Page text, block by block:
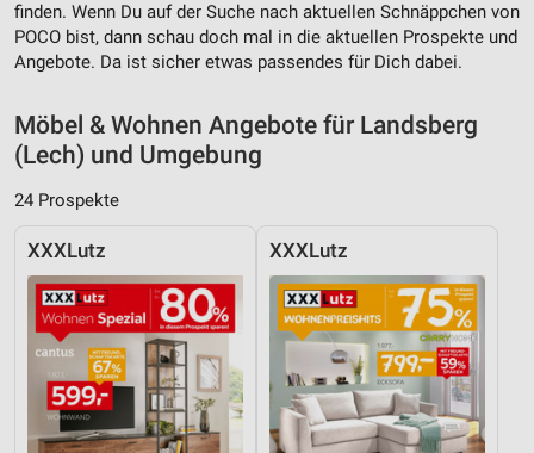
finden. Wenn Du auf der Suche nach aktuellen Schnäppchen von
POCO bist, dann schau doch mal in die aktuellen Prospekte und
Angebote. Da ist sicher etwas passendes für Dich dabei.
Möbel & Wohnen Angebote für Landsberg
(Lech) und Umgebung
24 Prospekte
XXXLutz XXXLutz